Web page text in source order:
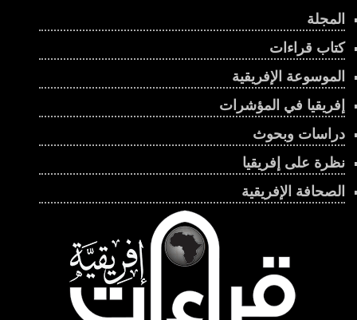
المجلة
كتاب قراءات
الموسوعة الإفريقية
إفريقيا في المؤشرات
دراسات وبحوث
نظرة على إفريقيا
الصحافة الإفريقية